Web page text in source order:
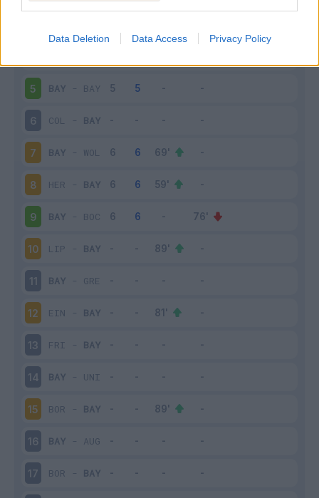
Data Deletion Data Access Privacy Policy
5 BAY - BAY
6 COL - BAY
7 BAY - WOL
8 HER - BAY
9 BAY - BOC
10 LIP - BAY
11 BAY - GRE
12 EIN - BAY
13 FRI - BAY
14 BAY - UNI
15 BOR - BAY
16 BAY - AUG
17 BOR - BAY